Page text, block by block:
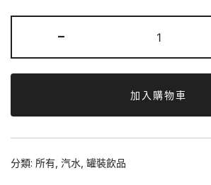
-
口
可
樂
-
[原
加入購物車
分類: 所有 汽水 罐裝飲品